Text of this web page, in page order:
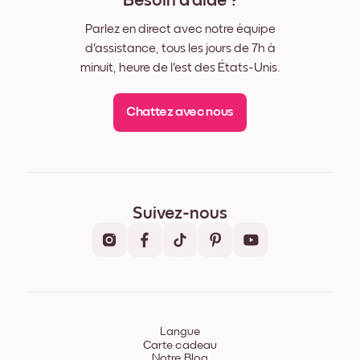
Parlez en direct avec notre équipe
d'assistance, tous les jours de 7h à
minuit, heure de l'est des États-Unis.
Chattez avec nous
Suivez-nous
Langue
Carte cadeau